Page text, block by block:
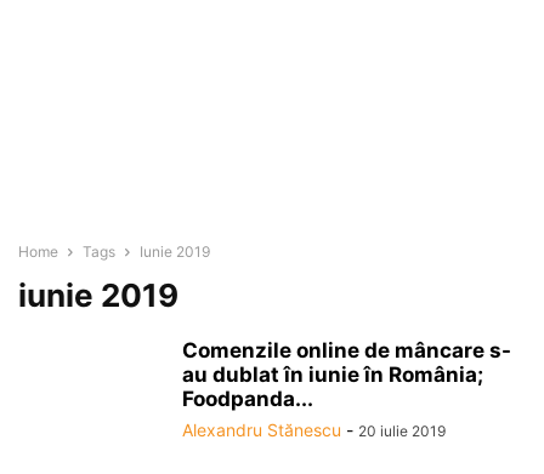
Home Tags Iunie 2019
iunie 2019
Comenzile online de mâncare s-
au dublat în iunie în România;
Foodpanda...
Alexandru Stănescu - 20 iulie 2019